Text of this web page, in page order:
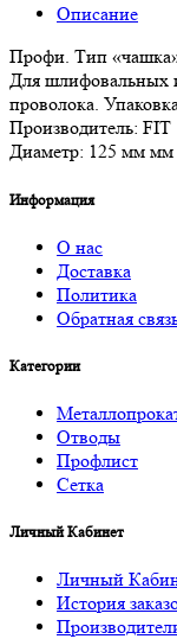
Описание
Профи. Тип
Для шлифовальных
проволока.
Производитель: FIT
Диаметр: 125 мм мм
Информация
О нас
Доставка
Политика
Обратная
Категории
Отводы
Профлист
Сетка
Личный Кабинет
Личный
История